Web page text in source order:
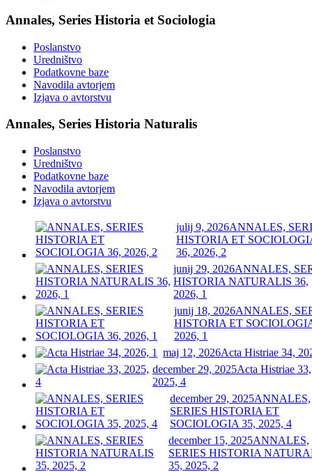
Annales, Series Historia et Sociologia
Poslanstvo
Uredništvo
Podatkovne baze
Navodila avtorjem
Izjava o avtorstvu
Annales, Series Historia Naturalis
Poslanstvo
Uredništvo
Podatkovne baze
Navodila avtorjem
Izjava o avtorstvu
julij 9, 2026ANNALES,
HISTORIA ET
36, 2026, 2
junij 29, 2026ANNALES,
HISTORIA NATURALIS 36,
2026, 1
junij 18, 2026ANNALES,
HISTORIA ET
2026, 1
maj 12, 2026Acta Histriae 34,
december 29, 2025Acta Histriae 33,
2025, 4
december 29, 2025ANNALES,
SERIES HISTORIA ET
SOCIOLOGIA 35, 2025, 4
december 15, 2025ANNALES,
SERIES HISTORIA
35, 2025, 2